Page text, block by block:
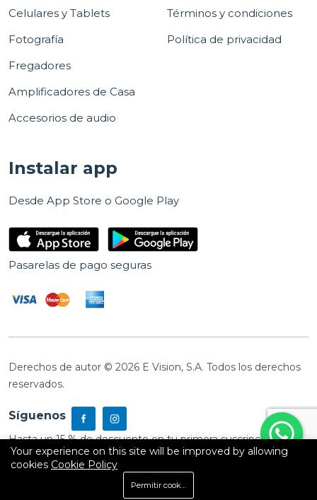
Celulares y Tablets
Fotografía
Fregadores
Amplificadores de Casa
Accesorios de audio
Términos y condiciones
Política de privacidad
Instalar app
Desde App Store o Google Play
Pasarelas de pago seguras
Derechos de autor © 2026 E Vision, S.A. Todos los derechos
reservados.
Síguenos
Hasta un 15 % de descuento en tu primera suscripción
Carrito
Your experience on this site will be improved by allowing
cookies Cookie Policy
Permitir cookies